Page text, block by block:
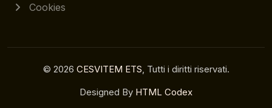
Cookies
© 2026 CESVITEM ETS, Tutti i diritti riservati.
Designed By HTML Codex